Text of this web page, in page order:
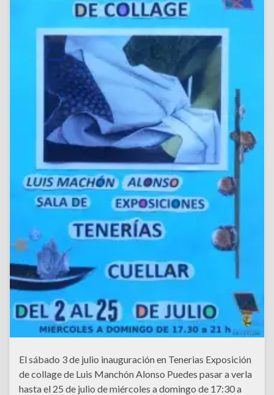
El sábado 3 de julio inauguración en Tenerias Exposición
de collage de Luis Manchón Alonso Puedes pasar a verla
hasta el 25 de julio de miércoles a domingo de 17:30 a